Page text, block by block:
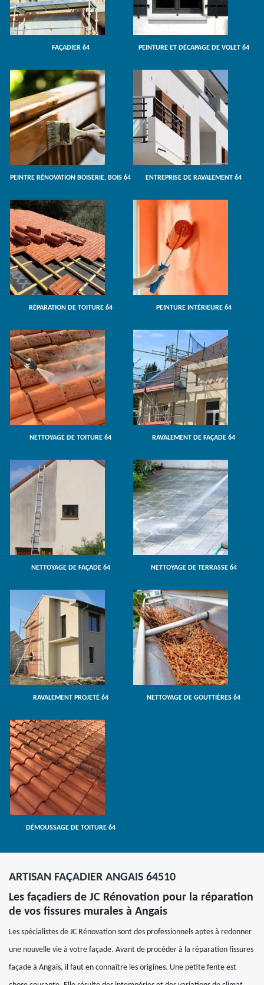
FAÇADIER 64 PEINTURE ET DÉCAPAGE DE VOLET 64
PEINTRE RÉNOVATION BOISERIE, BOIS 64 ENTREPRISE DE RAVALEMENT 64
RÉPARATION DE TOITURE 64 PEINTURE INTÉRIEURE 64
NETTOYAGE DE TOITURE 64 RAVALEMENT DE FAÇADE 64
NETTOYAGE DE FAÇADE 64 NETTOYAGE DE TERRASSE 64
RAVALEMENT PROJETÉ 64 NETTOYAGE DE GOUTTIÈRES 64
DÉMOUSSAGE DE TOITURE 64
ARTISAN FAÇADIER ANGAIS 64510
Les façadiers de JC Rénovation pour la réparation
de vos fissures murales à Angais
Les spécialistes de JC Rénovation sont des professionnels aptes à redonner
une nouvelle vie à votre façade. Avant de procéder à la réparation fissures
façade à Angais, il faut en connaître les origines. Une petite fente est